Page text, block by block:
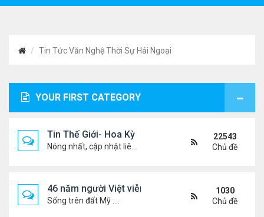
Tin Tức Văn Nghệ Thời Sự Hải Ngoại
YOUR FIRST CATEGORY
Tin Thế Giới- Hoa Kỳ
22543
Chủ đề
46 năm người Việt viễn xứ
Sống trên đất Mỹ ....
1030
Chủ đề